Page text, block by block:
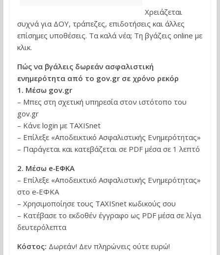
Χρειάζεται
συχνά για ΔΟΥ, τράπεζες, επιδοτήσεις και άλλες
επίσημες υποθέσεις. Τα καλά νέα; Τη βγάζεις online με
κλικ.
Πώς να βγάλεις δωρεάν ασφαλιστική
ενημερότητα από το gov.gr σε χρόνο ρεκόρ
1. Μέσω gov.gr
– Μπες στη σχετική υπηρεσία στον ιστότοπο του
gov.gr
– Κάνε login με TAXISnet
– Επίλεξε «Αποδεικτικό Ασφαλιστικής Ενημερότητας»
– Παράγεται και κατεβάζεται σε PDF μέσα σε 1 λεπτό
2. Μέσω e‑ΕΦΚΑ
– Επίλεξε «Αποδεικτικό Ασφαλιστικής Ενημερότητας»
στο e‑ΕΦΚΑ
– Χρησιμοποίησε τους TAXISnet κωδικούς σου
– Κατέβασε το εκδοθέν έγγραφο ως PDF μέσα σε λίγα
δευτερόλεπτα
Κόστος: Δωρεάν! Δεν πληρώνεις ούτε ευρώ!